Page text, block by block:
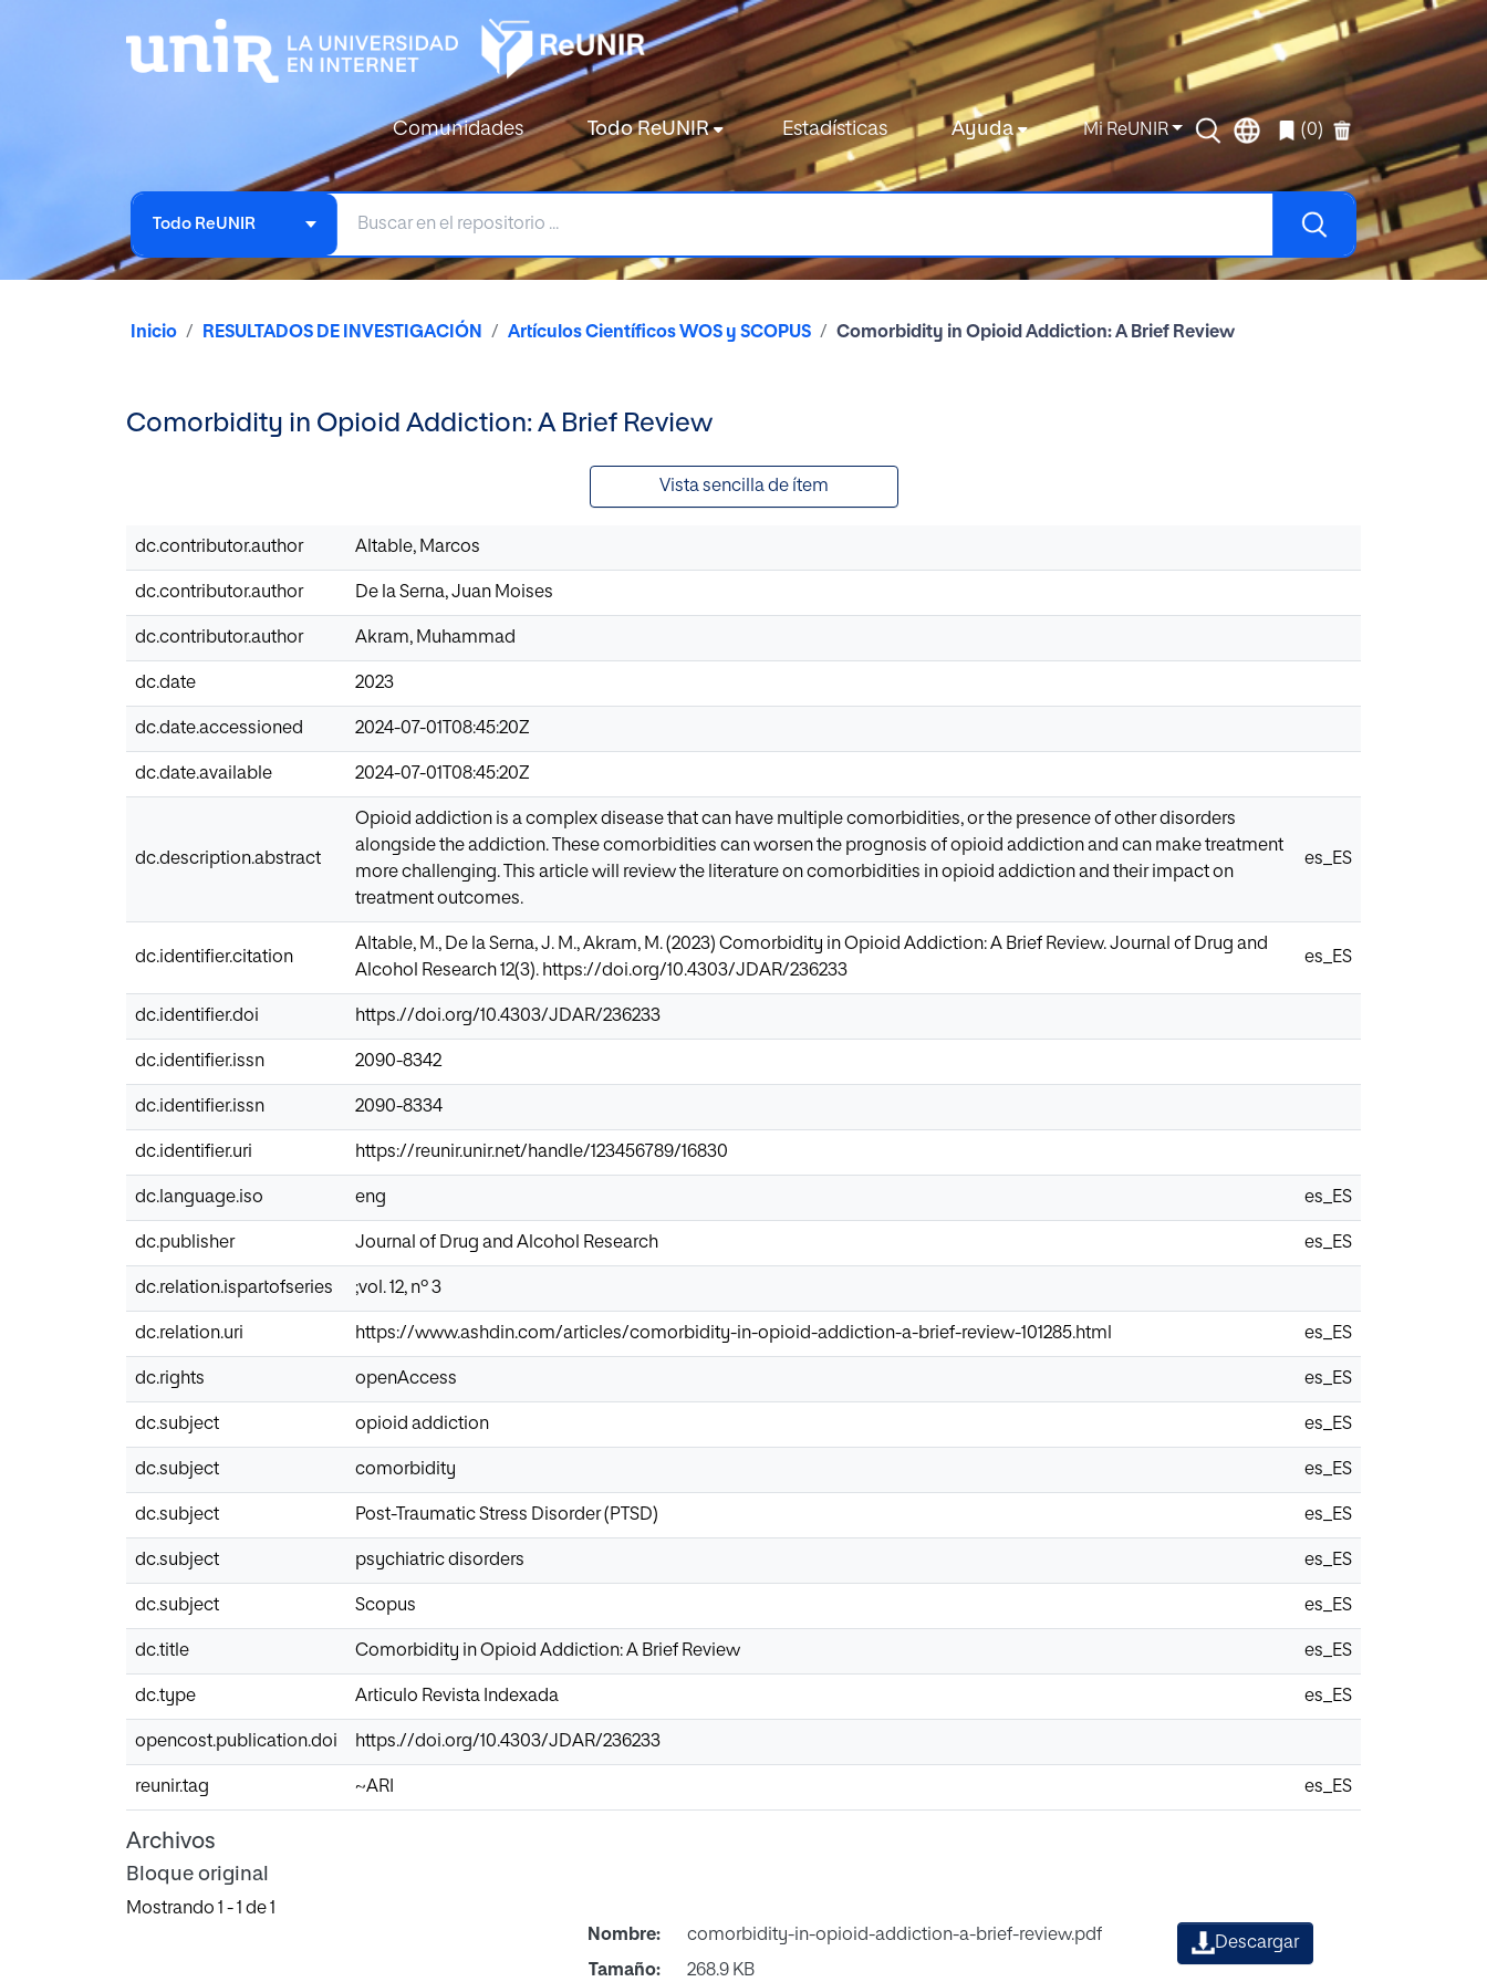
Comunidades Todo ReUNIR Estadísticas Ayuda Mi ReUNIR (0)
Todo ReUNIR
Inicio RESULTADOS DE INVESTIGACIÓN Artículos Científicos WOS y SCOPUS Comorbidity in Opioid Addiction: A Brief Review
Comorbidity in Opioid Addiction: A Brief Review
Vista sencilla de ítem
dc.contributor.author Altable, Marcos
dc.contributor.author De la Serna, Juan Moises
dc.contributor.author Akram, Muhammad
dc.date 2023
dc.date.accessioned 2024-07-01T08:45:20Z
dc.date.available 2024-07-01T08:45:20Z
dc.description.abstract
Opioid addiction is a complex disease that can have multiple comorbidities, or the presence of other disorders
alongside the addiction. These comorbidities can worsen the prognosis of opioid addiction and can make treatment
more challenging. This article will review the literature on comorbidities in opioid addiction and their impact on
treatment outcomes.
es_ES
dc.identifier.citation
Altable, M., De la Serna, J. M., Akram, M. (2023) Comorbidity in Opioid Addiction: A Brief Review. Journal of Drug and
Alcohol Research 12(3). https://doi.org/10.4303/JDAR/236233
es_ES
dc.identifier.doi https.//doi.org/10.4303/JDAR/236233
dc.identifier.issn 2090-8342
dc.identifier.issn 2090-8334
dc.identifier.uri https://reunir.unir.net/handle/123456789/16830
dc.language.iso eng es_ES
dc.publisher Journal of Drug and Alcohol Research es_ES
dc.relation.ispartofseries ;vol. 12, nº 3
dc.relation.uri https://www.ashdin.com/articles/comorbidity-in-opioid-addiction-a-brief-review-101285.html es_ES
dc.rights openAccess es_ES
dc.subject opioid addiction es_ES
dc.subject comorbidity es_ES
dc.subject Post-Traumatic Stress Disorder (PTSD) es_ES
dc.subject psychiatric disorders es_ES
dc.subject Scopus es_ES
dc.title Comorbidity in Opioid Addiction: A Brief Review es_ES
dc.type Articulo Revista Indexada es_ES
opencost.publication.doi https.//doi.org/10.4303/JDAR/236233
reunir.tag ~ARI es_ES
Archivos
Bloque original
Mostrando 1 - 1 de 1
Nombre:
comorbidity-in-opioid-addiction-a-brief-review.pdf
Tamaño:
268.9 KB
Descargar